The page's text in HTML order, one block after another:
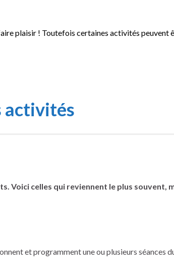
plaisir ! Toutefois certaines activités peuvent
activités
celles qui reviennent le plus souvent,
et programment une ou plusieurs séances